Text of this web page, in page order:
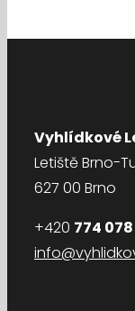
Vyhlídkové
Letiště Brno-
627 00 Brno
+420 774